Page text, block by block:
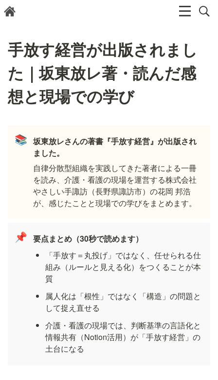
手放す経営が出版されまし
た｜坂東放レ著・読んだ感
想と現場での学び
📚 坂東放レさんの著書『手放す経営』が出版され
ました。
自律分散型組織を実践してきた著者による一冊
を読み、介護・看護の現場を運営する株式会社
やさしい手諏訪（長野県諏訪市）の花岡 邦浩
が、感じたことと現場での学びをまとめます。
📌 要点まとめ（30秒で読めます）
「手放す＝丸投げ」ではなく、任せられる仕
組み（ルールと見える化）をつくることが本
質
属人化は「根性」ではなく「構造」の問題と
して捉え直せる
介護・看護の現場では、判断基準の言語化と
情報共有（Notion活用）が「手放す経営」の
土台になる